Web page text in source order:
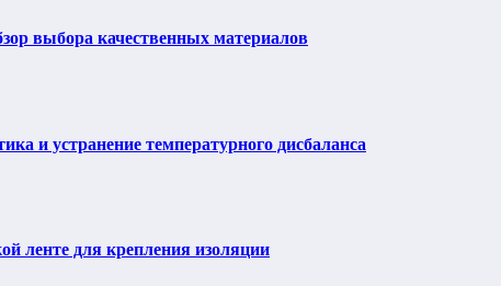
выбора качественных материалов
и устранение температурного дисбаланса
ленте для крепления изоляции